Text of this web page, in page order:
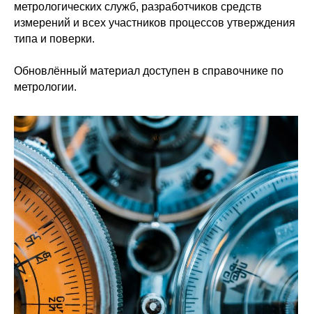
метрологических служб, разработчиков средств
измерений и всех участников процессов утверждения
типа и поверки.
Обновлённый материал доступен в справочнике по
метрологии.